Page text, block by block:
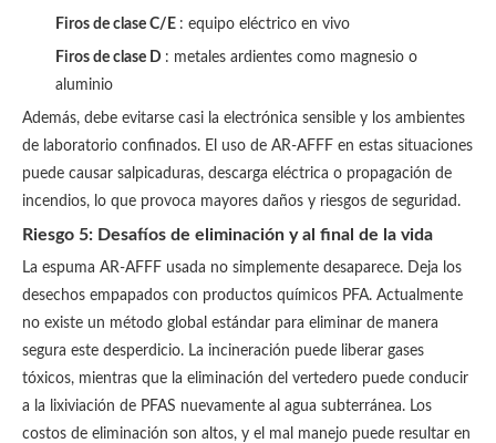
Firos de clase C/E : equipo eléctrico en vivo
Firos de clase D : metales ardientes como magnesio o
aluminio
Además, debe evitarse casi la electrónica sensible y los ambientes
de laboratorio confinados. El uso de AR-AFFF en estas situaciones
puede causar salpicaduras, descarga eléctrica o propagación de
incendios, lo que provoca mayores daños y riesgos de seguridad.
Riesgo 5: Desafíos de eliminación y al final de la vida
La espuma AR-AFFF usada no simplemente desaparece. Deja los
desechos empapados con productos químicos PFA. Actualmente
no existe un método global estándar para eliminar de manera
segura este desperdicio. La incineración puede liberar gases
tóxicos, mientras que la eliminación del vertedero puede conducir
a la lixiviación de PFAS nuevamente al agua subterránea. Los
costos de eliminación son altos, y el mal manejo puede resultar en